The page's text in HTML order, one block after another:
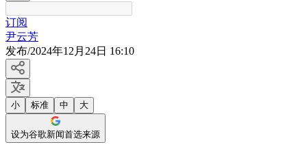
订阅
尹云芳
发布/2024年12月24日 16:10
小 标准 中 大
设为谷歌新闻首选来源